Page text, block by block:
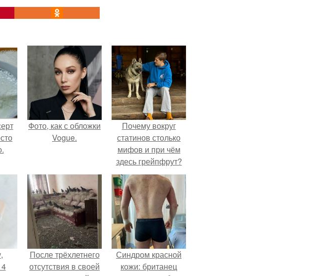
Фото, как с обложки
Vogue.
Почему вокруг
статинов столько
мифов и при чём
здесь грейпфрут?
После трёхлетнего
отсутствия в своей
Синдром красной
кожи: британец